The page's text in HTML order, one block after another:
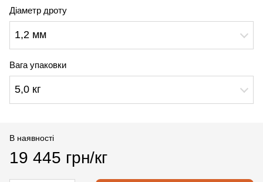
Діаметр дроту
1,2 мм
Вага упаковки
5,0 кг
В наявності
19 445 грн/кг